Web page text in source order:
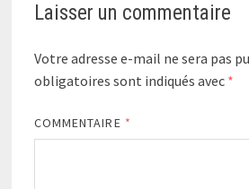
Laisser un commentaire
Votre adresse e-mail ne sera pas
obligatoires sont indiqués avec *
COMMENTAIRE *